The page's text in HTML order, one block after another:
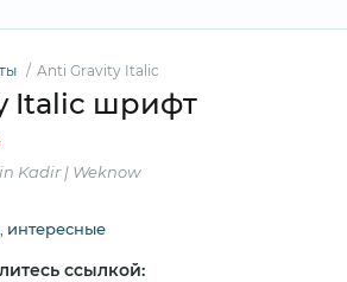
Anti Gravity Italic
Italic шрифт
Kadir | Weknow
интересные
ссылкой: